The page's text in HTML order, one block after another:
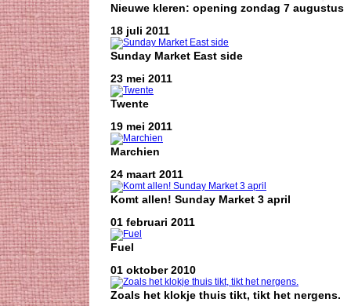
Nieuwe kleren: opening zondag 7 augustus
18 juli 2011
Sunday Market East side
23 mei 2011
Twente
19 mei 2011
Marchien
24 maart 2011
Komt allen! Sunday Market 3 april
01 februari 2011
Fuel
01 oktober 2010
Zoals het klokje thuis tikt, tikt het nergens.